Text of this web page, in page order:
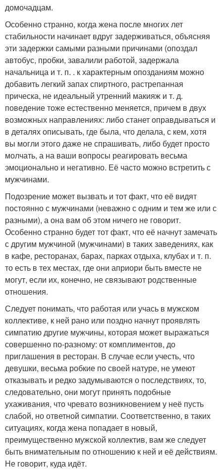
домочадцам.
Особенно странно, когда жена после многих лет
стабильности начинает вдруг задерживаться, объясняя
эти задержки самыми разными причинами (опоздал
автобус, пробки, завалили работой, задержала
начальница и т. п. . к характерным опозданиям можно
добавить легкий запах спиртного, растрепанная
прическа, не идеальный утренний макияж и т. д.
поведение тоже естественно меняется, причем в двух
возможных направлениях: либо станет оправдываться и
в деталях описывать, где была, что делала, с кем, хотя
вы могли этого даже не спрашивать, либо будет просто
молчать, а на ваши вопросы реагировать весьма
эмоционально и негативно. Её часто можно встретить с
мужчинами.
Подозрение может вызвать и тот факт, что её видят
постоянно с мужчинами (неважно с одним и тем же или с
разными), а она вам об этом ничего не говорит.
Особенно странно будет тот факт, что её начнут замечать
с другим мужчиной (мужчинами) в таких заведениях, как
в кафе, ресторанах, барах, парках отдыха, клубах и т. п.
то есть в тех местах, где они априори быть вместе не
могут, если их, конечно, не связывают родственные
отношения.
Следует понимать, что работая или учась в мужском
коллективе, к ней рано или поздно начнут проявлять
симпатию другие мужчины, которая может выражаться
совершенно по-разному: от комплиментов, до
приглашения в ресторан. В случае если учесть, что
девушки, весьма робкие по своей натуре, не умеют
отказывать и редко задумываются о последствиях, то,
следовательно, они могут принять подобные
ухаживания, что чревато возникновением у неё пусть
слабой, но ответной симпатии. Соответственно, в таких
ситуациях, когда жена попадает в новый,
преимущественно мужской коллектив, вам же следует
быть внимательным по отношению к ней и её действиям.
Не говорит, куда идёт.